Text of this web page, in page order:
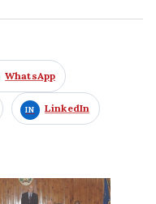
WhatsApp
LinkedIn